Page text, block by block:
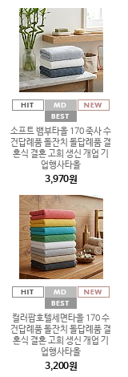
소프트 뱀부타올 170 죽사 수
건답례품 돌잔치 돌답례품 결
혼식 결혼 고희 생신 개업 기
업행사타올
3,970원
컬러팝호텔세면타올 170 수
건답례품 돌잔치 돌답례품 결
혼식 결혼 고희 생신 개업 기
업행사타올
3,200원